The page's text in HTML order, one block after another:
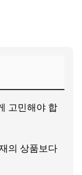
고민해야 합
의 상품보다